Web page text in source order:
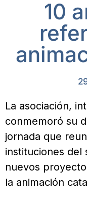
10
La asociación,
conmemoró su
jornada que
instituciones del
nuevos
la animación